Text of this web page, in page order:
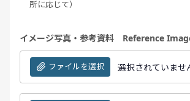
所に応じて）
イメージ写真・参考資料 Reference
ファイルを選択 選択されていませ